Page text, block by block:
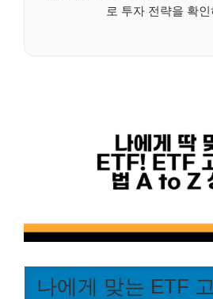
로 투자 전략을 확
나에게 맞는 ETF